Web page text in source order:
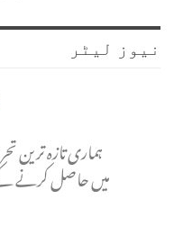
نیوز لیٹر
ہماری تازہ
میں حاصل کرنے